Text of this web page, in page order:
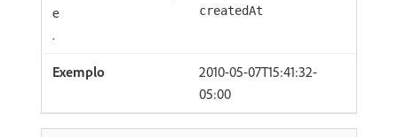
e createdAt
.
2010-05-07T15:41:32-
05:00